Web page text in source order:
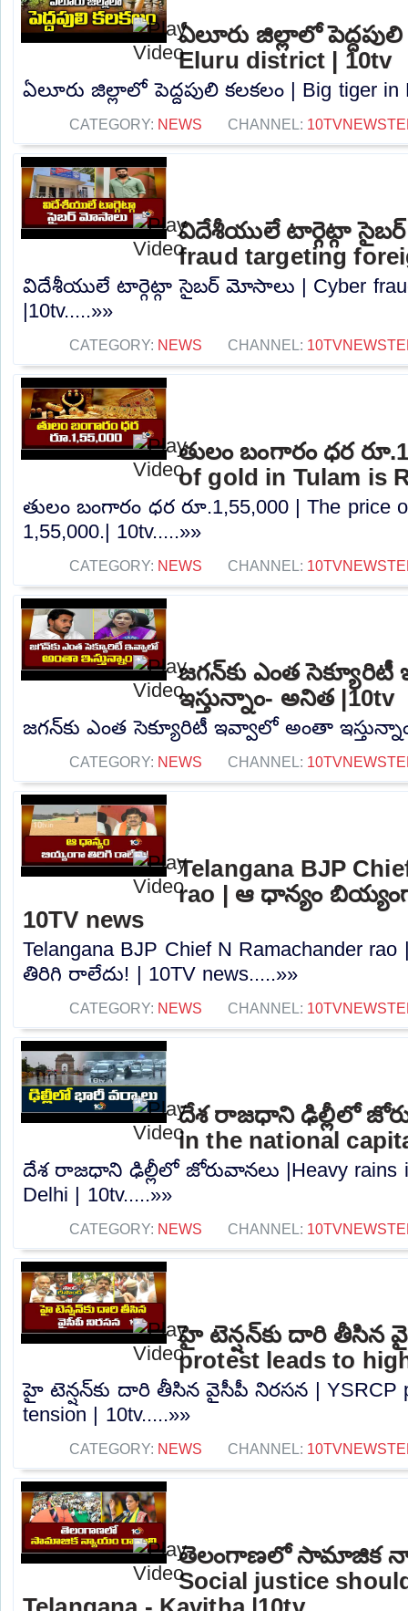
ఏలూరు జిల్లాలో
Eluru district | 10tv
ఏలూరు జిల్లాలో పెద్దపులి కలకలం | Big tiger in
CATEGORY: NEWS CHANNEL:
విదేశీయులే టార్గెట్గా
fraud targeting
విదేశీయులే టార్గెట్గా సైబర్ మోసాలు | Cyber ​​fraud
|10tv.....»»
CATEGORY: NEWS CHANNEL:
తులం బంగారం ధర
of gold in Tulam is
తులం బంగారం ధర రూ.1,55,000 | The price
1,55,000.| 10tv.....»»
CATEGORY: NEWS CHANNEL:
జగన్‌కు ఎంత
ఇస్తున్నాం- అనిత |10tv
జగన్‌కు ఎంత సెక్యూరిటీ ఇవ్వాలో అంతా
CATEGORY: NEWS CHANNEL:
Telangana BJP
rao | ఆ ధాన్యం
10TV news
Telangana BJP Chief N Ramachander
తిరిగి రాలేదు! | 10TV news.....»»
CATEGORY: NEWS CHANNEL:
దేశ రాజధాని ఢిల్లీలో
in the national
దేశ రాజధాని ఢిల్లీలో జోరువానలు |Heavy rains
Delhi | 10tv.....»»
CATEGORY: NEWS CHANNEL:
హై టెన్షన్‌కు దారి తీసిన
protest leads to
హై టెన్షన్‌కు దారి తీసిన వైసీపీ నిరసన | YSRCP
tension | 10tv.....»»
CATEGORY: NEWS CHANNEL:
తెలంగాణలో సామాజిక
Social justice